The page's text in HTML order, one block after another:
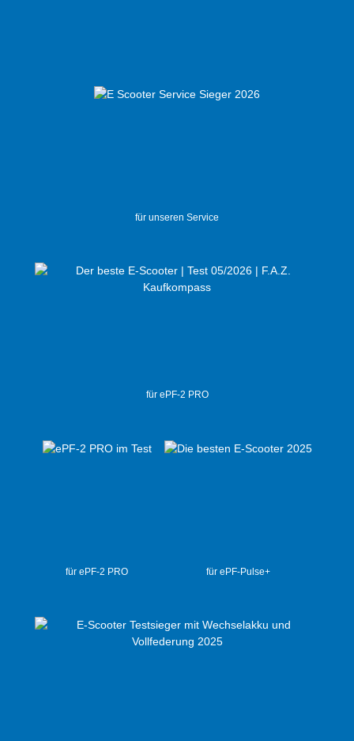
für unseren Service
für ePF-2 PRO
für ePF-2 PRO für ePF-Pulse+